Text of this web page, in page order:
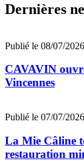
Dernières
Publié le 08/07/2026
CAVAVIN
Vincennes
Publié le 07/07/2026
La Mie Câline
restauration